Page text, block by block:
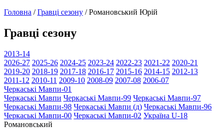
Головна /Гравці сезону /Романовський Юрій
Гравці сезону
2013-14
2026-27 2025-26 2024-25 2023-24 2022-23 2021-22 2020-21
2019-20 2018-19 2017-18 2016-17 2015-16 2014-15 2012-13
2011-12 2010-11 2009-10 2008-09 2007-08 2006-07
Черкаські Мавпи-01
Черкаські Мавпи Черкаські Мавпи-99 Черкаські Мавпи-97
Черкаські Мавпи-98 Черкаські Мавпи (д) Черкаські Мавпи-96
Черкаські Мавпи-00 Черкаські Мавпи-02 Україна U-18
Романовський